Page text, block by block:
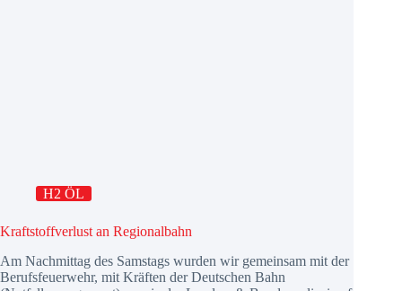
H2 ÖL
Kraftstoffverlust an Regionalbahn
Am Nachmittag des Samstags wurden wir gemeinsam mit der
Berufsfeuerwehr, mit Kräften der Deutschen Bahn